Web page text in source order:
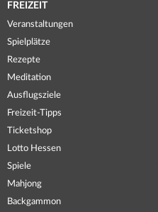
FREIZEIT
Veranstaltungen
Spielplätze
Rezepte
Meditation
Ausflugsziele
Freizeit-Tipps
Ticketshop
Lotto Hessen
Spiele
Mahjong
Backgammon